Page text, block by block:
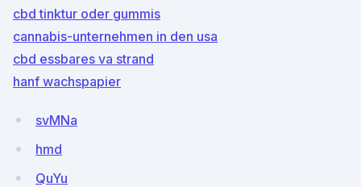
cbd tinktur oder gummis
cannabis-unternehmen in den usa
cbd essbares va strand
hanf wachspapier
svMNa
hmd
QuYu